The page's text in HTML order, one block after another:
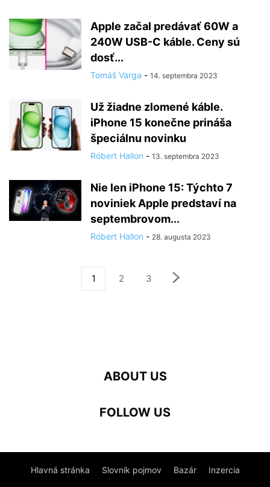
Apple začal predávať 60W a
240W USB-C káble. Ceny sú
dosť...
Tomáš Varga - 14. septembra 2023
Už žiadne zlomené káble.
iPhone 15 konečne prináša
špeciálnu novinku
Róbert Hallon - 13. septembra 2023
Nie len iPhone 15: Týchto 7
noviniek Apple predstaví na
septembrovom...
Róbert Hallon - 28. augusta 2023
1 2 3
ABOUT US
FOLLOW US
Hlavná stránka Slovník pojmov Bazár Inzercia